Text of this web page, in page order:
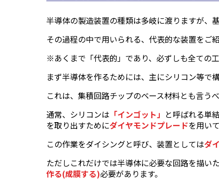
半導体の製造装置の種類は多岐に渡りますが、
その過程の中で用いられる、代表的な装置をご紹
※あくまで「代表的」であり、必ずしも全ての
まず半導体を作るためには、主にシリコン等で
これは、集積回路チップのベース材料とも言う
通常、シリコンは 「インゴット」 と呼ばれる単
を取り出すためにダイヤモンドプレードを用い
この作業をダイシングと呼び、装置としてはダ
ただしこれだけでは半導体に必要な回路を描い
作る(成膜する)必要があります。